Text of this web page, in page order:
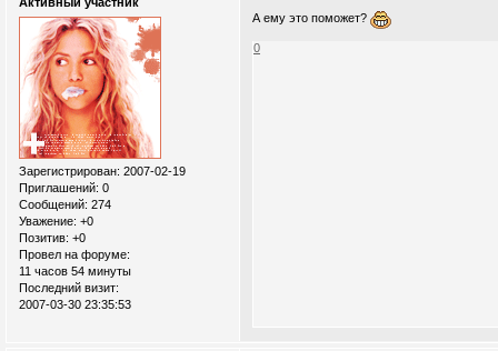
Активный участник
Зарегистрирован: 2007-02-19
Приглашений: 0
Сообщений: 274
Уважение: +0
Позитив: +0
Провел на форуме:
11 часов 54 минуты
Последний визит:
2007-03-30 23:35:53
А ему это поможет?
0